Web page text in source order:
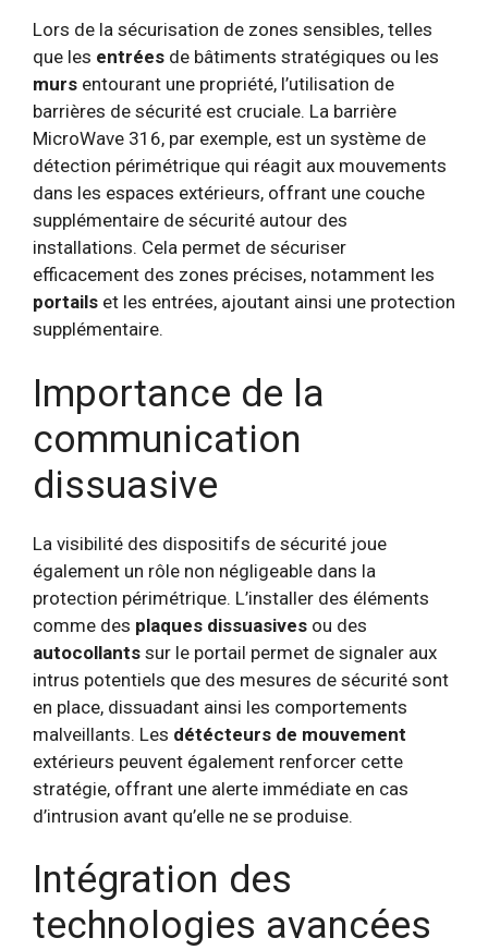
Lors de la sécurisation de zones sensibles, telles
que les entrées de bâtiments stratégiques ou les
murs entourant une propriété, l’utilisation de
barrières de sécurité est cruciale. La barrière
MicroWave 316, par exemple, est un système de
détection périmétrique qui réagit aux mouvements
dans les espaces extérieurs, offrant une couche
supplémentaire de sécurité autour des
installations. Cela permet de sécuriser
efficacement des zones précises, notamment les
portails et les entrées, ajoutant ainsi une protection
supplémentaire.
Importance de la
communication
dissuasive
La visibilité des dispositifs de sécurité joue
également un rôle non négligeable dans la
protection périmétrique. L’installer des éléments
comme des plaques dissuasives ou des
autocollants sur le portail permet de signaler aux
intrus potentiels que des mesures de sécurité sont
en place, dissuadant ainsi les comportements
malveillants. Les détécteurs de mouvement
extérieurs peuvent également renforcer cette
stratégie, offrant une alerte immédiate en cas
d’intrusion avant qu’elle ne se produise.
Intégration des
technologies avancées